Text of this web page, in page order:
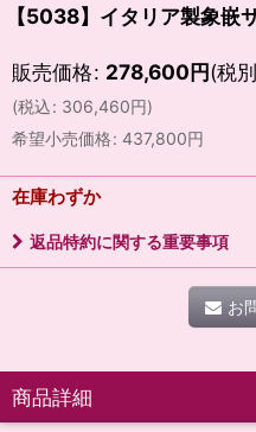
【5038】イタリア製象嵌
販売価格: 278,600円(税
(税込: 306,460円)
希望小売価格: 437,800円
在庫わずか
返品特約に関する重要事項
お
商品詳細